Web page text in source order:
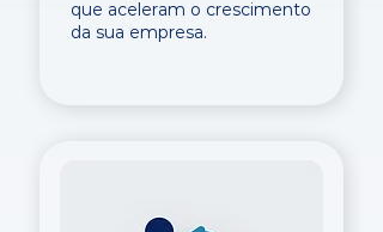
que aceleram o crescimento
da sua empresa.